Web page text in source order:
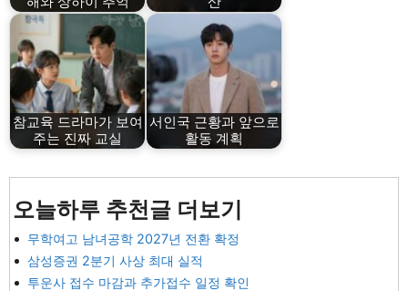
참교육 드라마가 보여
주는 진짜 교실
서인국 근황과 앞으로
활동 계획
오늘하루 추천글 더보기
무학여고 남녀공학 2027년 전환 확정
삼성증권 2분기 사상 최대 실적
투운사 접수 마감과 추가접수 일정 확인